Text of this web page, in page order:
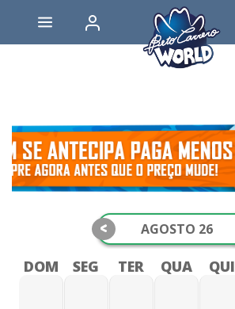
AGOSTO 26
<
DOM SEG TER QUA QUI